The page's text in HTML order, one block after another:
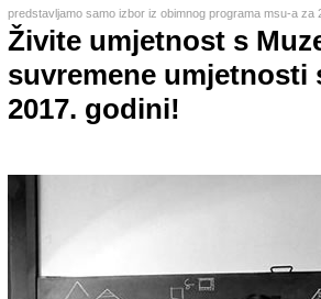
predstavljamo samo izbor iz obimnog programa msu-a za
Živite umjetnost s
suvremene umjetnosti
2017. godini!